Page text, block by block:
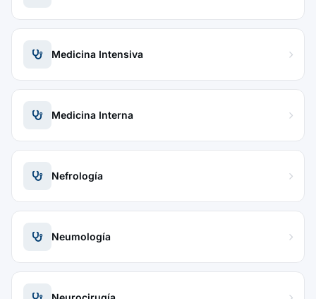
Medicina Intensiva
Medicina Interna
Nefrología
Neumología